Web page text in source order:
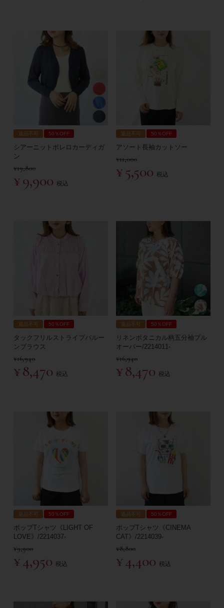
返品不可 50％OFF
シアーニットボレロカーディガ
ン
¥19,800
¥9,900 税込
返品不可 50％OFF
アソート長袖カットソー
¥11,000
¥5,500 税込
返品不可 50％OFF
タックフリルストライプバルー
ンブラウス
¥16,940
¥8,470 税込
返品不可 50％OFF
リネンボタニカル柄五分袖プル
オーバー/2214011-
¥16,940
¥8,470 税込
返品不可 50％OFF
ポップTシャツ《LIGHT OF
LOVE》/2214037-
¥9,900
¥4,950 税込
返品不可 50％OFF
ポップTシャツ《CINEMA
CAT》/2214039-
¥8,800
¥4,400 税込